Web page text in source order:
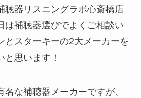
聴器リスニングラボ心斎橋店
は補聴器選びでよくご相談い
とスターキーの2大メーカーを
思います！
名な補聴器メーカーですが、